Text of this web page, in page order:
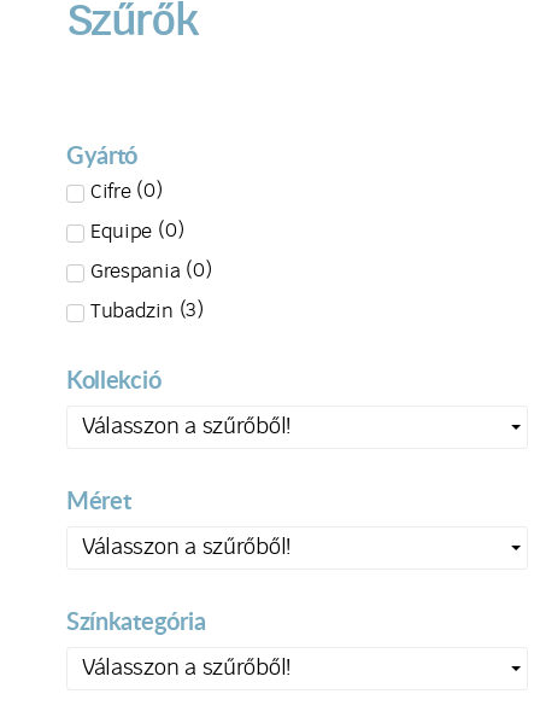
Szűrők
Gyártó
Cifre (0)
Equipe (0)
Grespania (0)
Tubadzin (3)
Kollekció
Válasszon a szűrőből!
Méret
Válasszon a szűrőből!
Színkategória
Válasszon a szűrőből!